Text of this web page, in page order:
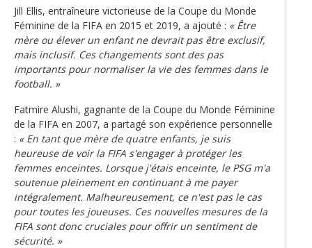
Jill Ellis, entraîneure victorieuse de la Coupe du Monde
Féminine de la FIFA en 2015 et 2019, a ajouté : « Être
mère ou élever un enfant ne devrait pas être exclusif,
mais inclusif. Ces changements sont des pas
importants pour normaliser la vie des femmes dans le
football. »
Fatmire Alushi, gagnante de la Coupe du Monde Féminine
de la FIFA en 2007, a partagé son expérience personnelle
: « En tant que mère de quatre enfants, je suis
heureuse de voir la FIFA s'engager à protéger les
femmes enceintes. Lorsque j'étais enceinte, le PSG m'a
soutenue pleinement en continuant à me payer
intégralement. Malheureusement, ce n'est pas le cas
pour toutes les joueuses. Ces nouvelles mesures de la
FIFA sont donc cruciales pour offrir un sentiment de
sécurité. »